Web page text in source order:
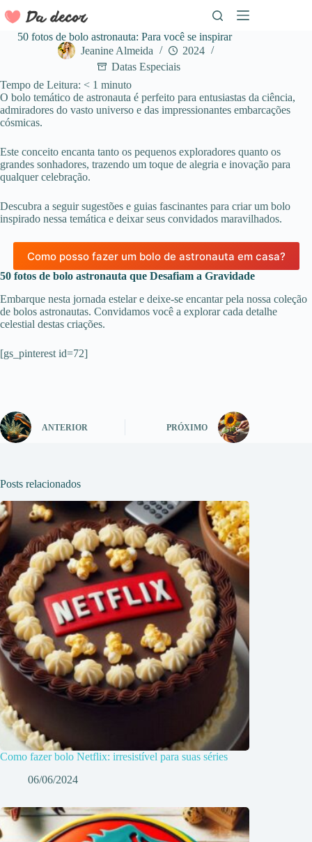
para
conteúdo
50 fotos de bolo astronauta: Para você se inspirar
Jeanine Almeida
2024
Datas Especiais
Tempo de Leitura: < 1 minuto
O bolo temático de astronauta é perfeito para entusiastas da ciência,
admiradores do vasto universo e das impressionantes embarcações
cósmicas.
Este conceito encanta tanto os pequenos exploradores quanto os
grandes sonhadores, trazendo um toque de alegria e inovação para
qualquer celebração.
Descubra a seguir sugestões e guias fascinantes para criar um bolo
inspirado nessa temática e deixar seus convidados maravilhados.
Como posso fazer um bolo de astronauta em casa?
50 fotos de bolo astronauta que Desafiam a Gravidade
Embarque nesta jornada estelar e deixe-se encantar pela nossa coleção
de bolos astronautas. Convidamos você a explorar cada detalhe
celestial destas criações.
[gs_pinterest id=72]
ANTERIOR PRÓXIMO
Posts relacionados
Como fazer bolo Netflix: irresistível para suas séries
06/06/2024